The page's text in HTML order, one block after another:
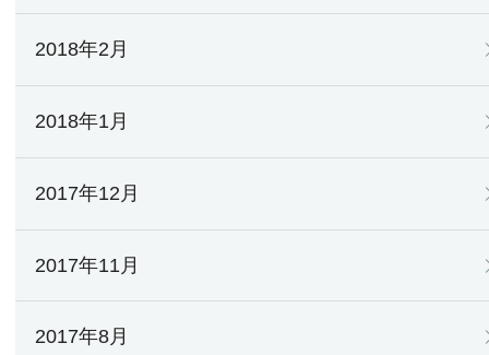
2018年2月
2018年1月
2017年12月
2017年11月
2017年8月